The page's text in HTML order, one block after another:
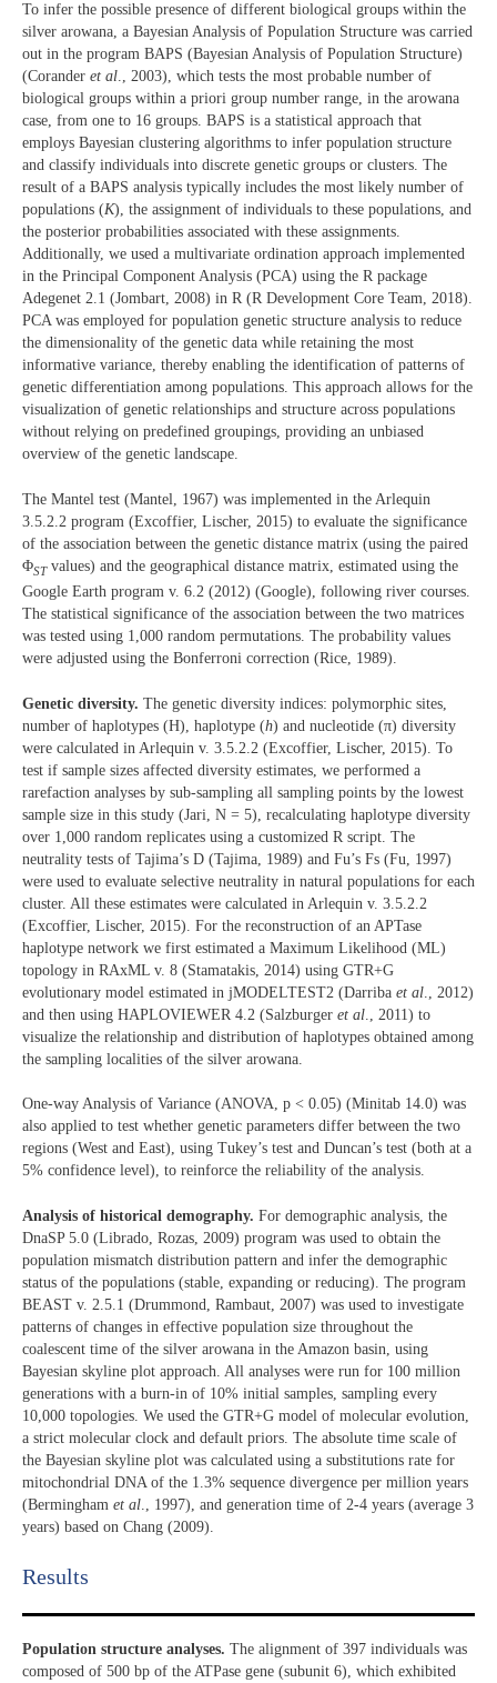
To infer the possible presence of different biological groups within the
silver arowana, a Bayesian Analysis of Population Structure was carried
out in the program BAPS (Bayesian Analysis of Population Structure)
(Corander et al., 2003), which tests the most probable number of
biological groups within a priori group number range, in the arowana
case, from one to 16 groups. BAPS is a statistical approach that
employs Bayesian clustering algorithms to infer population structure
and classify individuals into discrete genetic groups or clusters. The
result of a BAPS analysis typically includes the most likely number of
populations (K), the assignment of individuals to these populations, and
the posterior probabilities associated with these assignments.
Additionally, we used a multivariate ordination approach implemented
in the Principal Component Analysis (PCA) using the R package
Adegenet 2.1 (Jombart, 2008) in R (R Development Core Team, 2018).
PCA was employed for population genetic structure analysis to reduce
the dimensionality of the genetic data while retaining the most
informative variance, thereby enabling the identification of patterns of
genetic differentiation among populations. This approach allows for the
visualization of genetic relationships and structure across populations
without relying on predefined groupings, providing an unbiased
overview of the genetic landscape.
The Mantel test (Mantel, 1967) was implemented in the Arlequin
3.5.2.2 program (Excoffier, Lischer, 2015) to evaluate the significance
of the association between the genetic distance matrix (using the paired
ΦSTvalues) and the geographical distance matrix, estimated using the
Google Earth program v. 6.2 (2012) (Google), following river courses.
The statistical significance of the association between the two matrices
was tested using 1,000 random permutations. The probability values
were adjusted using the Bonferroni correction (Rice, 1989).
Genetic diversity. The genetic diversity indices: polymorphic sites,
number of haplotypes (H), haplotype (h) and nucleotide (π) diversity
were calculated in Arlequin v. 3.5.2.2 (Excoffier, Lischer, 2015). To
test if sample sizes affected diversity estimates, we performed a
rarefaction analyses by sub-sampling all sampling points by the lowest
sample size in this study (Jari, N = 5), recalculating haplotype diversity
over 1,000 random replicates using a customized R script. The
neutrality tests of Tajima’s D (Tajima, 1989) and Fu’s Fs (Fu, 1997)
were used to evaluate selective neutrality in natural populations for each
cluster. All these estimates were calculated in Arlequin v. 3.5.2.2
(Excoffier, Lischer, 2015). For the reconstruction of an APTase
haplotype network we first estimated a Maximum Likelihood (ML)
topology in RAxML v. 8 (Stamatakis, 2014) using GTR+G
evolutionary model estimated in jMODELTEST2 (Darriba et al ., 2012)
and then using HAPLOVIEWER 4.2 (Salzburger et al ., 2011) to
visualize the relationship and distribution of haplotypes obtained among
the sampling localities of the silver arowana.
One-way Analysis of Variance (ANOVA, p < 0.05) (Minitab 14.0) was
also applied to test whether genetic parameters differ between the two
regions (West and East), using Tukey’s test and Duncan’s test (both at a
5% confidence level), to reinforce the reliability of the analysis.
Analysis of historical demography. For demographic analysis, the
DnaSP 5.0 (Librado, Rozas, 2009) program was used to obtain the
population mismatch distribution pattern and infer the demographic
status of the populations (stable, expanding or reducing). The program
BEAST v. 2.5.1 (Drummond, Rambaut, 2007) was used to investigate
patterns of changes in effective population size throughout the
coalescent time of the silver arowana in the Amazon basin, using
Bayesian skyline plot approach. All analyses were run for 100 million
generations with a burn-in of 10% initial samples, sampling every
10,000 topologies. We used the GTR+G model of molecular evolution,
a strict molecular clock and default priors. The absolute time scale of
the Bayesian skyline plot was calculated using a substitutions rate for
mitochondrial DNA of the 1.3% sequence divergence per million years
(Bermingham et al., 1997), and generation time of 2-4 years (average 3
years) based on Chang (2009).
Results​
Population structure analyses. The alignment of 397 individuals was
composed of 500 bp of the ATPase gene (subunit 6), which exhibited